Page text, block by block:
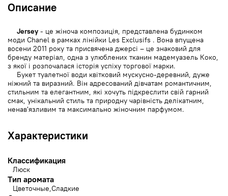
Описание
Jersey - це жіноча композиція, представлена будинком
моди Chanel в рамках лінійки Les Exclusifs . Вона впущена
восени 2011 року та присвячена джерсі – це знаковий для
бренду матеріал, одна з улюблених тканин мадемуазель Коко,
з якої і розпочалася історія успіху торгової марки.
Букет туалетної води квітковий мускусно-деревний, дуже
ніжний та виразний. Він адресований дівчатам романтичним,
стильним та елегантним, які хочуть підкреслити свій гарний
смак, унікальний стиль та природну чарівність делікатним,
ненав'язливим та максимально жіночним парфумом.
Характеристики
Классификация
Люск
Тип аромата
Цветочные Сладкие